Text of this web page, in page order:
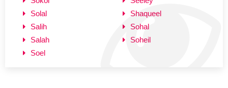
Solal
Salih
Salah
Soel
Shaqueel
Sohal
Soheil